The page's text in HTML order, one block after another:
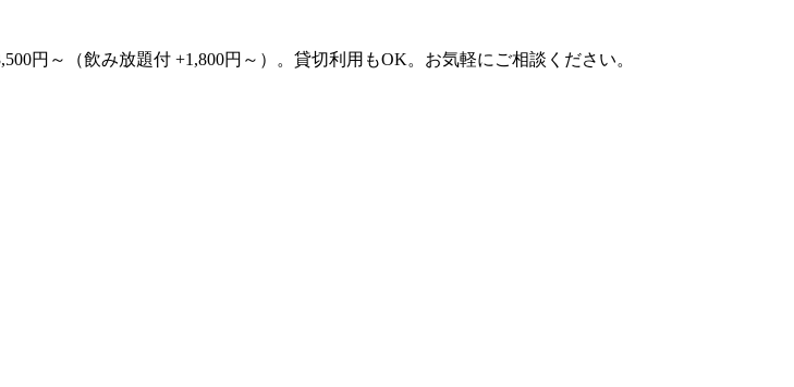
円～（飲み放題付 +1,800円～）。貸切利用もOK。お気軽にご相談ください。